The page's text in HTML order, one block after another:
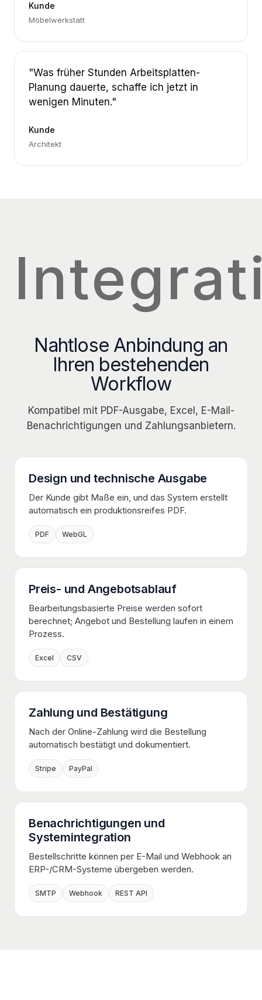
Kunde
Möbelwerkstatt
"Was früher Stunden Arbeitsplatten-
Planung dauerte, schaffe ich jetzt in
wenigen Minuten."
Kunde
Architekt
Nahtlose Anbindung an
Ihren bestehenden
Workflow
Kompatibel mit PDF-Ausgabe, Excel, E-Mail-
Benachrichtigungen und Zahlungsanbietern.
Design und technische Ausgabe
Der Kunde gibt Maße ein, und das System erstellt
automatisch ein produktionsreifes PDF.
PDF WebGL
Preis- und Angebotsablauf
Bearbeitungsbasierte Preise werden sofort
berechnet; Angebot und Bestellung laufen in einem
Prozess.
Excel CSV
Zahlung und Bestätigung
Nach der Online-Zahlung wird die Bestellung
automatisch bestätigt und dokumentiert.
Stripe PayPal
Benachrichtigungen und
Systemintegration
Bestellschritte können per E-Mail und Webhook an
ERP-/CRM-Systeme übergeben werden.
SMTP Webhook REST API